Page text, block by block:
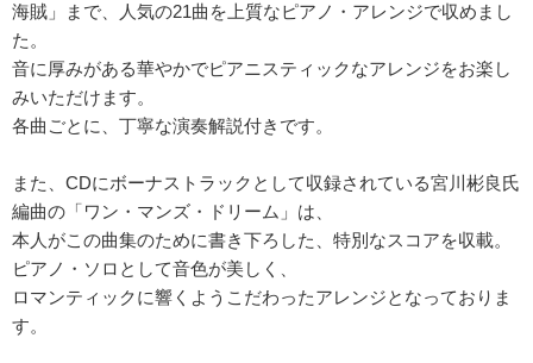
海賊」まで、人気の21曲を上質なピアノ・アレンジで収めまし
た。
音に厚みがある華やかでピアニスティックなアレンジをお楽し
みいただけます。
各曲ごとに、丁寧な演奏解説付きです。
また、CDにボーナストラックとして収録されている宮川彬良氏
編曲の「ワン・マンズ・ドリーム」は、
本人がこの曲集のために書き下ろした、特別なスコアを収載。
ピアノ・ソロとして音色が美しく、
ロマンティックに響くようこだわったアレンジとなっておりま
す。